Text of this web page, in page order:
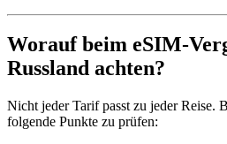
Worauf beim eSIM-
Russland achten?
Nicht jeder Tarif passt zu jeder Reise.
folgende Punkte zu prüfen: